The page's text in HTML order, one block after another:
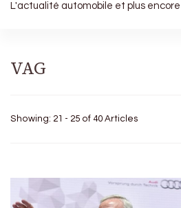
L'actualité automobile et plus encore
VAG
Showing: 21 - 25 of 40 Articles